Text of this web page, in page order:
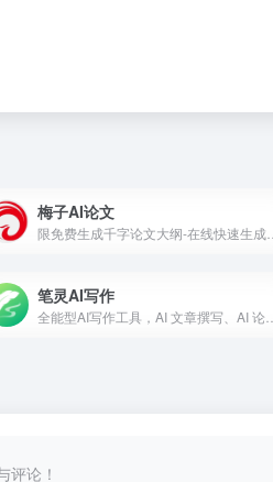
梅子AI论文
笔灵AI写作
评论！